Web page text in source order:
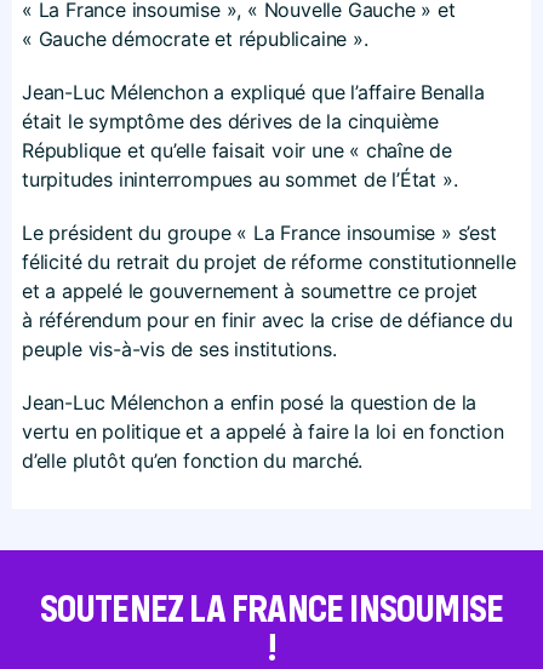
« La France insoumise », « Nouvelle Gauche » et
« Gauche démocrate et républicaine ».
Jean-Luc Mélenchon a expliqué que l’affaire Benalla
était le symptôme des dérives de la cinquième
République et qu’elle faisait voir une « chaîne de
turpitudes ininterrompues au sommet de l’État ».
Le président du groupe « La France insoumise » s’est
félicité du retrait du projet de réforme constitutionnelle
et a appelé le gouvernement à soumettre ce projet
à référendum pour en finir avec la crise de défiance du
peuple vis-à-vis de ses institutions.
Jean-Luc Mélenchon a enfin posé la question de la
vertu en politique et a appelé à faire la loi en fonction
d’elle plutôt qu’en fonction du marché.
SOUTENEZ LA FRANCE INSOUMISE
!